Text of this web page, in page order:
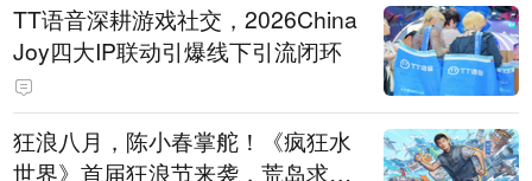
TT语音深耕游戏社交，2026China
Joy四大IP联动引爆线下引流闭环
狂浪八月，陈小春掌舵！《疯狂水
世界》首届狂浪节来袭，荒岛求生